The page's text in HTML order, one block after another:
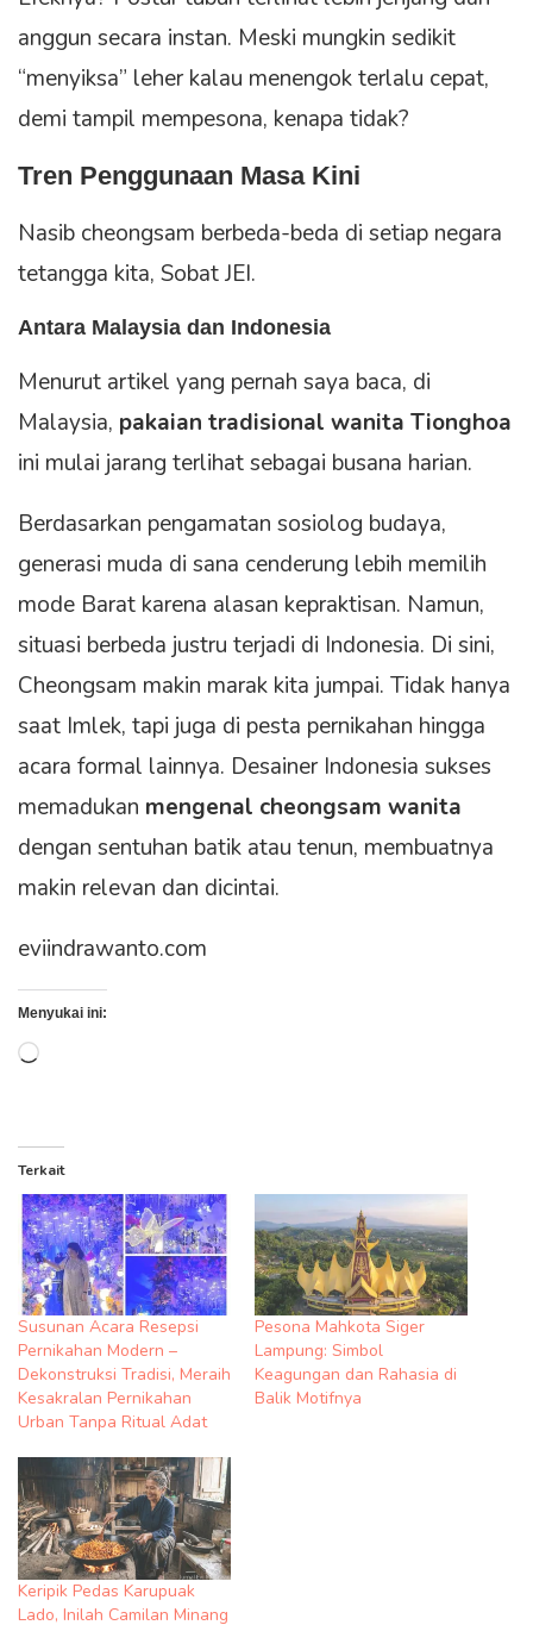
anggun secara instan. Meski mungkin sedikit
“menyiksa” leher kalau menengok terlalu cepat,
demi tampil mempesona, kenapa tidak?
Tren Penggunaan Masa Kini
Nasib cheongsam berbeda-beda di setiap negara
tetangga kita, Sobat JEI.
Antara Malaysia dan Indonesia
Menurut artikel yang pernah saya baca, di
Malaysia, pakaian tradisional wanita Tionghoa
ini mulai jarang terlihat sebagai busana harian.
Berdasarkan pengamatan sosiolog budaya,
generasi muda di sana cenderung lebih memilih
mode Barat karena alasan kepraktisan. Namun,
situasi berbeda justru terjadi di Indonesia. Di sini,
Cheongsam makin marak kita jumpai. Tidak hanya
saat Imlek, tapi juga di pesta pernikahan hingga
acara formal lainnya. Desainer Indonesia sukses
memadukan mengenal cheongsam wanita
dengan sentuhan batik atau tenun, membuatnya
makin relevan dan dicintai.
eviindrawanto.com
Menyukai ini:
Memuat...
Terkait
Susunan Acara Resepsi
Pernikahan Modern –
Dekonstruksi Tradisi, Meraih
Kesakralan Pernikahan
Urban Tanpa Ritual Adat
Pesona Mahkota Siger
Lampung: Simbol
Keagungan dan Rahasia di
Balik Motifnya
Keripik Pedas Karupuak
Lado, Inilah Camilan Minang